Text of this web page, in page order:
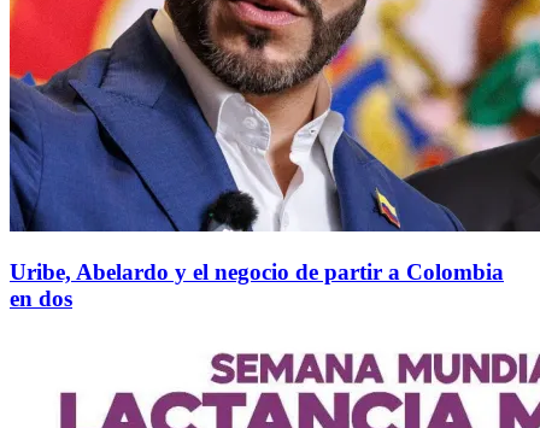
Uribe, Abelardo y el negocio de partir a Colombia
en dos